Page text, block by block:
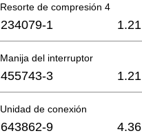
Resorte de compresión 4
234079-1 1.21
Manija del interruptor
455743-3 1.21
Unidad de conexión
643862-9 4.36